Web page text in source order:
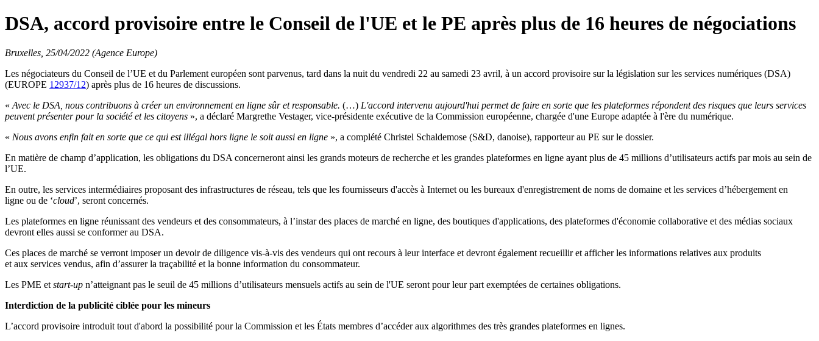
DSA, accord provisoire entre le Conseil de l'UE et le PE après plus de 16 heures de négociations
Bruxelles, 25/04/2022 (Agence Europe)
Les négociateurs du Conseil de l’UE et du Parlement européen sont parvenus, tard dans la nuit du vendredi 22 au samedi 23 avril, à un accord provisoire sur la législation sur les services numériques (DSA)
(EUROPE 12937/12) après plus de 16 heures de discussions.
« Avec le DSA, nous contribuons à créer un environnement en ligne sûr et responsable. (…) L'accord intervenu aujourd'hui permet de faire en sorte que les plateformes répondent des risques que leurs services
peuvent présenter pour la société et les citoyens », a déclaré Margrethe Vestager, vice-présidente exécutive de la Commission européenne, chargée d'une Europe adaptée à l'ère du numérique.
« Nous avons enfin fait en sorte que ce qui est illégal hors ligne le soit aussi en ligne », a complété Christel Schaldemose (S&D, danoise), rapporteur au PE sur le dossier.
En matière de champ d’application, les obligations du DSA concerneront ainsi les grands moteurs de recherche et les grandes plateformes en ligne ayant plus de 45 millions d’utilisateurs actifs par mois au sein de
l’UE.
En outre, les services intermédiaires proposant des infrastructures de réseau, tels que les fournisseurs d'accès à Internet ou les bureaux d'enregistrement de noms de domaine et les services d’hébergement en
ligne ou de ‘cloud’, seront concernés.
Les plateformes en ligne réunissant des vendeurs et des consommateurs, à l’instar des places de marché en ligne, des boutiques d'applications, des plateformes d'économie collaborative et des médias sociaux
devront elles aussi se conformer au DSA.
Ces places de marché se verront imposer un devoir de diligence vis-à-vis des vendeurs qui ont recours à leur interface et devront également recueillir et afficher les informations relatives aux produits
et aux services vendus, afin d’assurer la traçabilité et la bonne information du consommateur.
Les PME et start-up n’atteignant pas le seuil de 45 millions d’utilisateurs mensuels actifs au sein de l'UE seront pour leur part exemptées de certaines obligations.
Interdiction de la publicité ciblée pour les mineurs
L’accord provisoire introduit tout d'abord la possibilité pour la Commission et les États membres d’accéder aux algorithmes des très grandes plateformes en lignes.